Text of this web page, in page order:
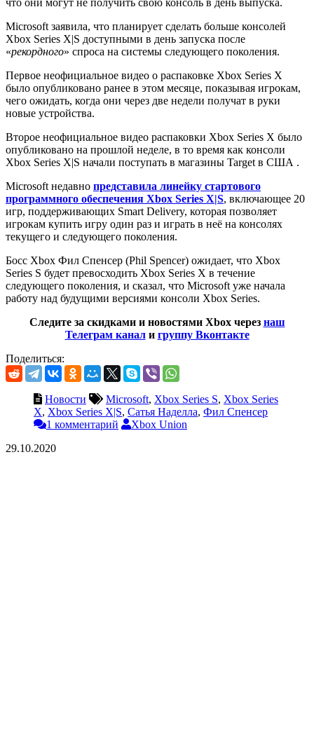
Microsoft заявила, что планирует сделать больше консолей
Xbox Series X|S доступными в день запуска после
«рекордного» спроса на системы следующего поколения.
Первое неофициальное видео о распаковке Xbox Series X
было опубликовано ранее в этом месяце, показывая игрокам,
чего ожидать, когда они через две недели получат в руки
новые устройства.
Второе неофициальное видео распаковки Xbox Series X было
опубликовано на прошлой неделе, в то время как консоли
Xbox Series X|S начали поступать в магазины Target в США .
Microsoft недавно представила линейку стартового
программного обеспечения Xbox Series X|S, включающее 20
игр, поддерживающих Smart Delivery, которая позволяет
игрокам купить игру один раз и играть в неё на консолях
текущего и следующего поколения.
Босс Xbox Фил Спенсер (Phil Spencer) ожидает, что Xbox
Series S будет превосходить Xbox Series X в течение
следующего поколения, и сказал, что Microsoft уже начала
работу над будущими версиями консоли Xbox Series.
Следите за скидками и новостями Xbox через наш
Телеграм канали группу Вконтакте
Поделиться:
Новости Microsoft, Xbox Series S, Xbox Series
X, Xbox Series X|S, Сатья Наделла, Фил Спенсер
1 комментарий
Xbox Union
29.10.2020